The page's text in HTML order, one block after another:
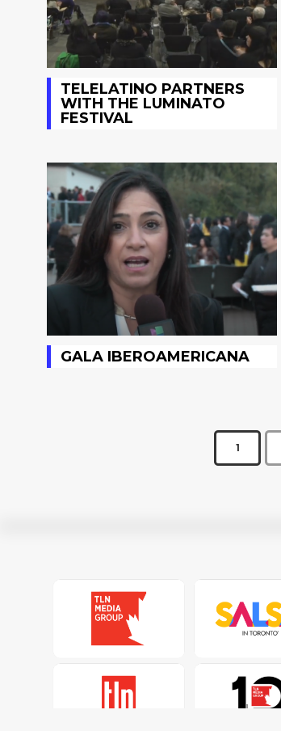
TELELATINO PARTNERS
WITH THE LUMINATO
FESTIVAL
GALA IBEROAMERICANA
1